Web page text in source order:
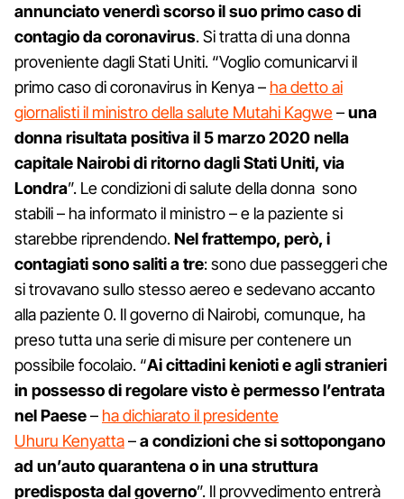
annunciato venerdì scorso il suo primo caso di
contagio da coronavirus. Si tratta di una donna
proveniente dagli Stati Uniti. “Voglio comunicarvi il
primo caso di coronavirus in Kenya – ha detto ai
giornalisti il ​​ministro della salute Mutahi Kagwe–una
donna risultata positiva il 5 marzo 2020 nella
capitale Nairobi di ritorno dagli Stati Uniti, via
Londra”. Le condizioni di salute della donna sono
stabili – ha informato il ministro – e la paziente si
starebbe riprendendo.Nel frattempo, però, i
contagiati sono saliti a tre: sono due passeggeri che
si trovavano sullo stesso aereo e sedevano accanto
alla paziente 0. Il governo di Nairobi, comunque, ha
preso tutta una serie di misure per contenere un
possibile focolaio. “Ai cittadini kenioti e agli stranieri
in possesso di regolare visto è permesso l’entrata
nel Paese– ha dichiarato il presidente
Uhuru Kenyatta–a condizioni che si sottopongano
ad un’auto quarantena o in una struttura
predisposta dal governo”. Il provvedimento entrerà